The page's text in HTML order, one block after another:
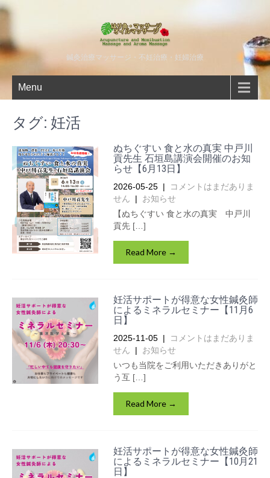
鍼灸治療マッサージ・不妊治療・妊婦治療
Menu
タグ: 妊活
ぬちぐすい 食と水の真実 中戸川
貢先生 石垣島講演会開催のお知
らせ【6月13日】
2026-05-25 |
コメントはまだありま
せん
| お知らせ
【ぬちぐすい 食と水の真実 中戸川
貢先 […]
Read More →
妊活サポートが得意な女性鍼灸師
によるミネラルセミナー【11月6
日】
2025-11-05 |
コメントはまだありま
せん
| お知らせ
いつも当院をご利用いただきありがと
う互 […]
Read More →
妊活サポートが得意な女性鍼灸師
によるミネラルセミナー【10月21
日】